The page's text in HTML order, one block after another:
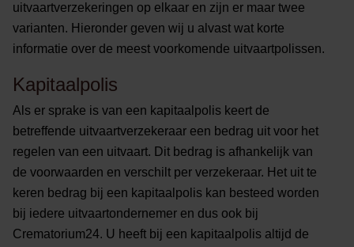
uitvaartverzekeringen op elkaar en zijn er maar twee
varianten. Hieronder geven wij u alvast wat korte
informatie over de meest voorkomende uitvaartpolissen.
Kapitaalpolis
Als er sprake is van een kapitaalpolis keert de
betreffende uitvaartverzekeraar een bedrag uit voor het
regelen van een uitvaart. Dit bedrag is afhankelijk van
de voorwaarden en verschilt per verzekeraar. Het uit te
keren bedrag bij een kapitaalpolis kan besteed worden
bij iedere uitvaartondernemer en dus ook bij
Crematorium24. U heeft bij een kapitaalpolis altijd de